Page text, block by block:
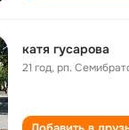
катя гусарова
21 год,рп.